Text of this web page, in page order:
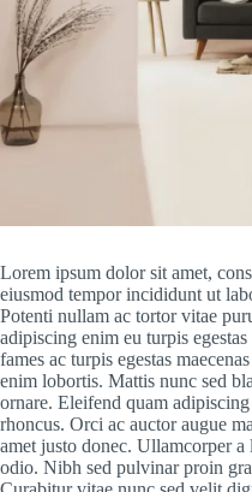
Lorem ipsum dolor sit amet,
eiusmod tempor incididunt ut
Potenti nullam ac tortor vitae
adipiscing enim eu turpis
fames ac turpis egestas
enim lobortis. Mattis nunc sed
ornare. Eleifend quam
rhoncus. Orci ac auctor augue
amet justo donec. Ullamcorper a
odio. Nibh sed pulvinar proin